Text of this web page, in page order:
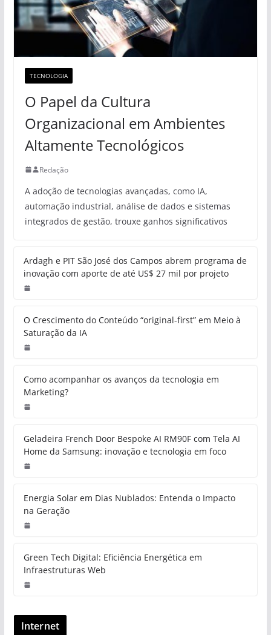
TECNOLOGIA
O Papel da Cultura
Organizacional em Ambientes
Altamente Tecnológicos
Redação
A adoção de tecnologias avançadas, como IA,
automação industrial, análise de dados e sistemas
integrados de gestão, trouxe ganhos significativos
Ardagh e PIT São José dos Campos abrem programa de
inovação com aporte de até US$ 27 mil por projeto
O Crescimento do Conteúdo “original-first” em Meio à
Saturação da IA
Como acompanhar os avanços da tecnologia em
Marketing?
Geladeira French Door Bespoke AI RM90F com Tela AI
Home da Samsung: inovação e tecnologia em foco
Energia Solar em Dias Nublados: Entenda o Impacto
na Geração
Green Tech Digital: Eficiência Energética em
Infraestruturas Web
Internet